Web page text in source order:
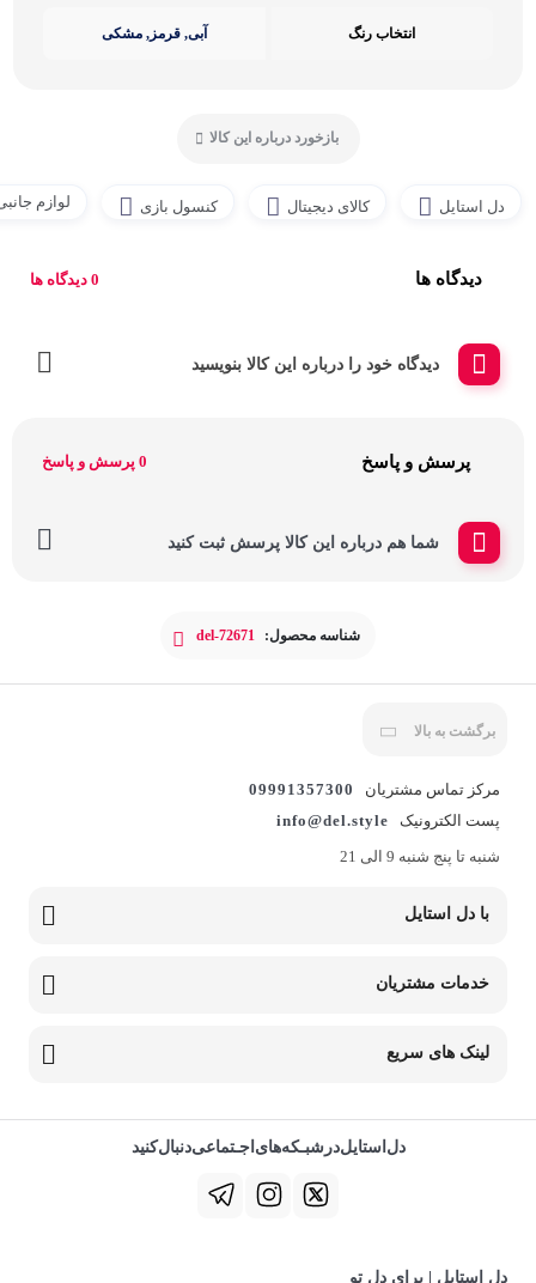
انتخاب رنگ آبی, قرمز, مشکی
بازخورد درباره این کالا
دل استایل کالای دیجیتال کنسول بازی لوازم
دیدگاه ها 0 دیدگاه ها
دیدگاه خود را درباره این کالا بنویسید
پرسش و پاسخ 0 پرسش و پاسخ
شما هم درباره این کالا پرسش ثبت کنید
شناسه محصول: del-72671
برگشت به بالا
مرکز تماس مشتریان
09991357300
پست الکترونیک
info@del.style
شنبه تا پنج شنبه 9 الی 21
با دل استایل
خدمات مشتریان
لینک های سریع
دل‌استایل‌در‌‌شبـکه‌های‌اجـتماعی‌دنبال‌کنید
دل استایل | برای دلِ تو